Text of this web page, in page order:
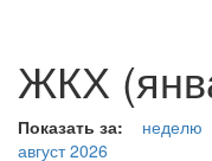
ЖКХ
Показать за: неделю
август 2026